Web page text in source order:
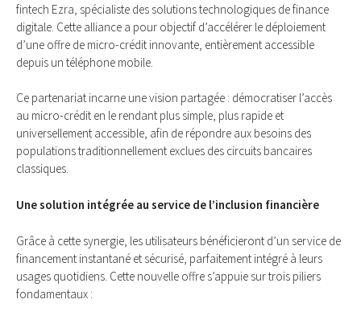
fintech Ezra, spécialiste des solutions technologiques de finance
digitale. Cette alliance a pour objectif d’accélérer le déploiement
d’une offre de micro-crédit innovante, entièrement accessible
depuis un téléphone mobile.
Ce partenariat incarne une vision partagée : démocratiser l’accès
au micro-crédit en le rendant plus simple, plus rapide et
universellement accessible, afin de répondre aux besoins des
populations traditionnellement exclues des circuits bancaires
classiques.
Une solution intégrée au service de l’inclusion financière
Grâce à cette synergie, les utilisateurs bénéficieront d’un service de
financement instantané et sécurisé, parfaitement intégré à leurs
usages quotidiens. Cette nouvelle offre s’appuie sur trois piliers
fondamentaux :